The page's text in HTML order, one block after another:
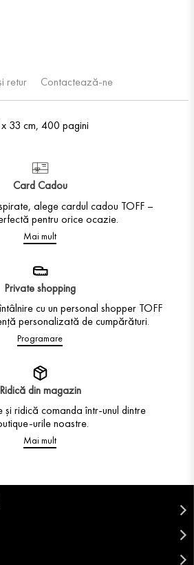
retur Contactează-ne
33 cm, 400 pagini
Card Cadou
alege cardul cadou TOFF –
pentru orice ocazie.
Mai mult
Private shopping
cu un personal shopper TOFF
personalizată de cumpărături.
Programare
Ridică din magazin
și ridică comanda într-unul dintre
urile noastre.
Mai mult